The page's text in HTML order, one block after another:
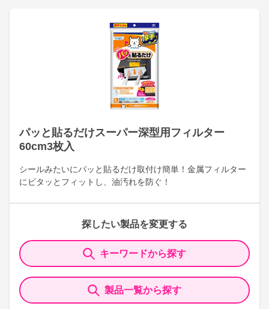
パッと貼るだけスーパー深型用フィルター
60cm3枚入
シールみたいにパッと貼るだけ取付け簡単！金属フィルター
にピタッとフィットし、油汚れを防ぐ！
探したい製品を変更する
キーワードから探す
製品一覧から探す